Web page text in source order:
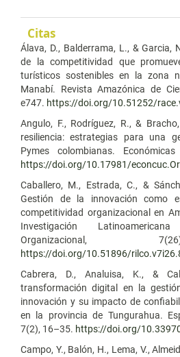
Citas
Álava, D., Balderrama, L., & Garcia,
de la competitividad que
turísticos sostenibles en la zona
Manabí. Revista Amazónica de
e747. https://doi.org/10.51252/
Angulo, F., Rodríguez, R., &
resiliencia: estrategias para una
Pymes colombianas.
https://doi.org/10.17981/
Caballero, M., Estrada, C., &
Gestión de la innovación como
competitividad organizacional en
Investigación
Organizacional,
https://doi.org/10.51896/
Cabrera, D., Analuisa, K., &
transformación digital en la
innovación y su impacto de
en la provincia de Tungurahua.
7(2), 16–35. https://doi.org/
Campo, Y., Balón, H., Lema, V.,